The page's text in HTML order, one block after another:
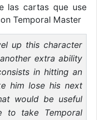
las cartas que use
Temporal Master
up this character
extra ability
in hitting an
him lose his next
would be useful
to take Temporal